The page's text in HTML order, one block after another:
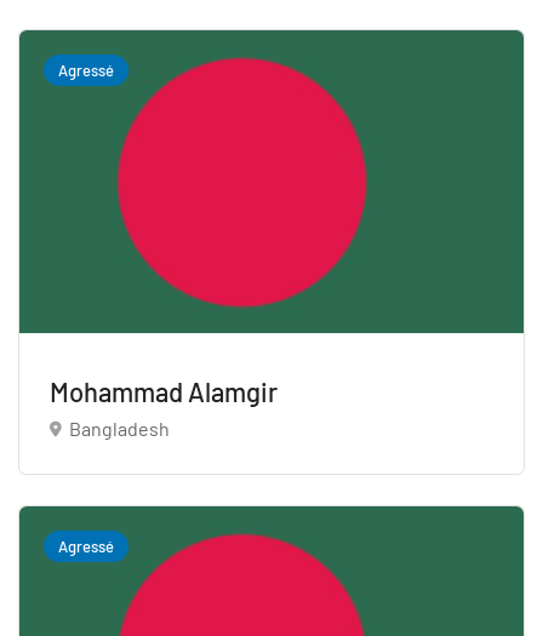
Agressé
Mohammad Alamgir
Bangladesh
Agressé